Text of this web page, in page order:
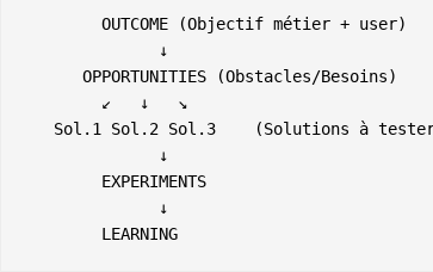
        OUTCOME (Objectif métier + user)
              ↓
      OPPORTUNITIES (Obstacles/Besoins)
        ↙   ↓   ↘
Sol.1 Sol.2 Sol.3    (Solutions à
              ↓
        EXPERIMENTS
              ↓